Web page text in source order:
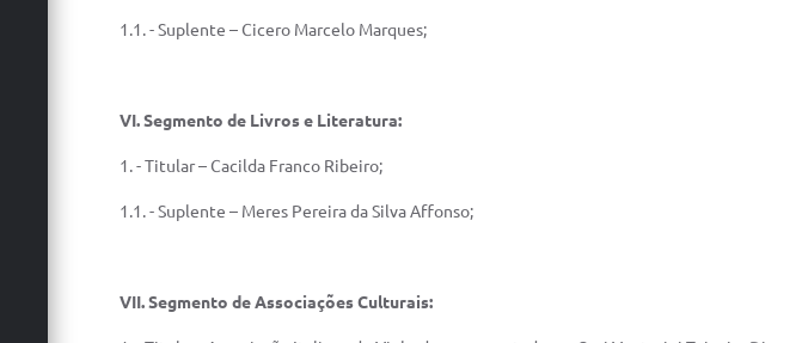
1.1. - Suplente – Cicero Marcelo Marques;
VI.Segmento de Livros e Literatura:
1. - Titular – Cacilda Franco Ribeiro;
1.1. - Suplente – Meres Pereira da Silva Affonso;
VII.Segmento de Associações Culturais: